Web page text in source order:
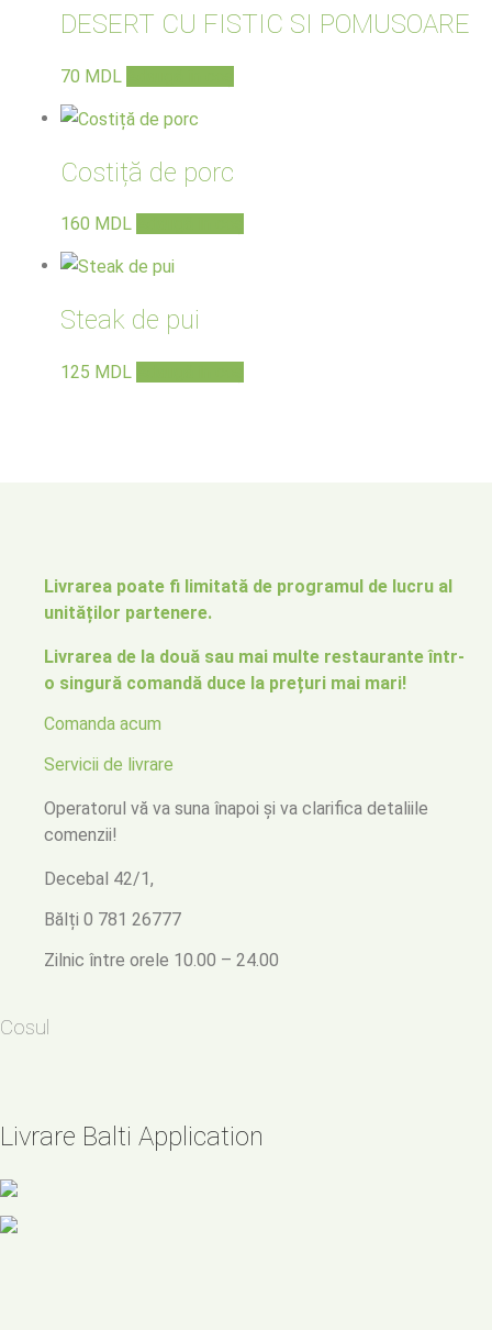
DESERT CU FISTIC SI POMUSOARE
70 MDL
Costiță de porc
160 MDL
Steak de pui
125 MDL
Livrarea poate fi limitată de programul de lucru al
unităților partenere.
Livrarea de la două sau mai multe restaurante într-
o singură comandă duce la prețuri mai mari!
Comanda acum
Servicii de livrare
Operatorul vă va suna înapoi și va clarifica detaliile
comenzii!
Decebal 42/1,
Bălți 0 781 26777
Zilnic între orele 10.00 – 24.00
Cosul
Livrare Balti Application